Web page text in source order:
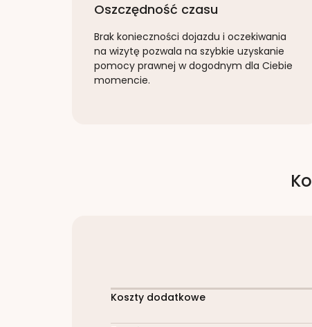
Oszczędność czasu
Brak konieczności dojazdu i oczekiwania
na wizytę pozwala na szybkie uzyskanie
pomocy prawnej w dogodnym dla Ciebie
momencie.
Koszty dodatkowe